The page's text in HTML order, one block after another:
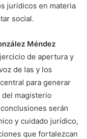
jurídicos en materia
social.
Méndez
de apertura y
de las y los
para generar
magisterio
serán
y cuidado jurídico,
que fortalezcan